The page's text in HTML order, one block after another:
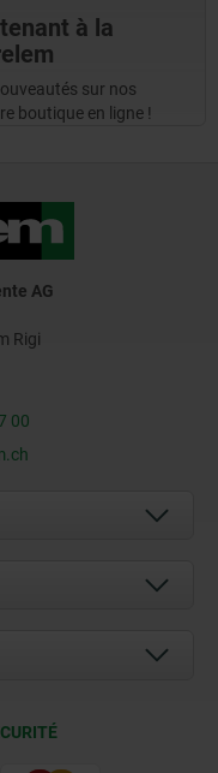
à la
sur nos
boutique en ligne !
AG
Rigi
00